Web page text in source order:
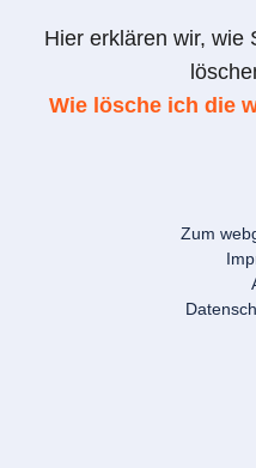
Hier erklären wir, wie
Wie lösche ich die
Zum